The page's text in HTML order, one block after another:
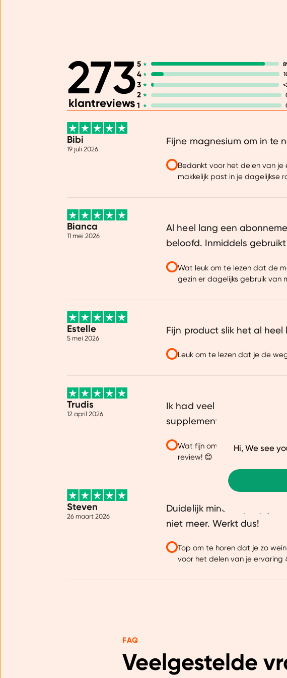
Toestemming
Wij gebruiken cookies om jouw ervaring
Dankzij cookies kunnen we onze website
gebruiksgemak vergroten. Daarnaast helpen
onze vertrouwde partners om je een
5
4
3
2
1
273
klantreviews
Bibi
19 juli 2026
Fijne magnesium om in te
Bedankt voor het delen van
makkelijk past in je dagelijkse
Bianca
11 mei 2026
Al heel lang een
beloofd. Inmiddels
Wat leuk om te lezen dat de
gezin er dagelijks gebruik van
Estelle
5 mei 2026
Fijn product slik het al
Leuk om te lezen dat je de
Trudis
12 april 2026
Ik had veel last van
supplement is het meest
Wat fijn om te horen dat de
review! 😊
Steven
26 maart 2026
Duidelijk minder spierpijn
niet meer. Werkt dus!
Top om te horen dat je zo
voor het delen van je ervaring
FAQ
Veelgestelde
Hi, We see